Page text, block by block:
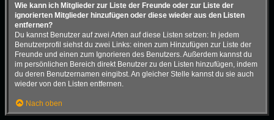
Wie kann ich Mitglieder zur Liste der Freunde oder zur Liste der
ignorierten Mitglieder hinzufügen oder diese wieder aus den Listen
entfernen?
Du kannst Benutzer auf zwei Arten auf diese Listen setzen: In jedem
Benutzerprofil siehst du zwei Links: einen zum Hinzufügen zur Liste der
Freunde und einen zum Ignorieren des Benutzers. Außerdem kannst du
im persönlichen Bereich direkt Benutzer zu den Listen hinzufügen, indem
du deren Benutzernamen eingibst. An gleicher Stelle kannst du sie auch
wieder von den Listen entfernen.
Nach oben